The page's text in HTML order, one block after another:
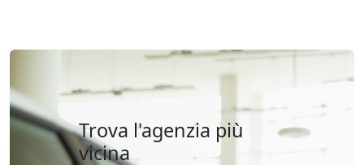
Trova l'agenzia più
vicina